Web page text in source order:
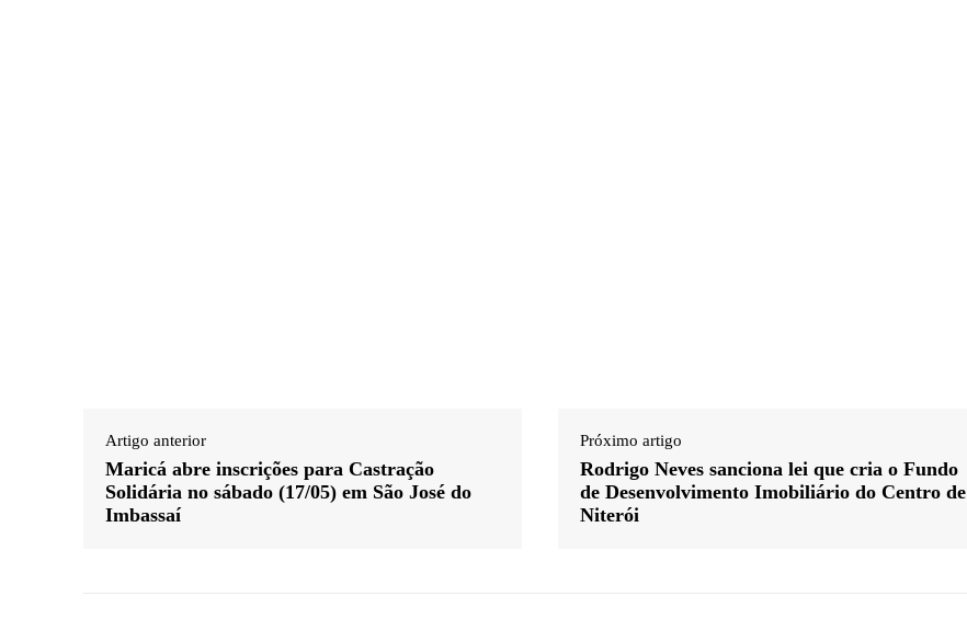
Artigo anterior
Maricá abre inscrições para Castração
Solidária no sábado (17/05) em São José do
Imbassaí
Próximo artigo
Rodrigo Neves sanciona lei que cria o Fundo
de Desenvolvimento Imobiliário do Centro de
Niterói